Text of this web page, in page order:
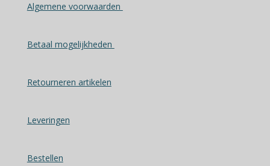
Algemene voorwaarden
Betaal mogelijkheden
Retourneren artikelen
Leveringen
Bestellen